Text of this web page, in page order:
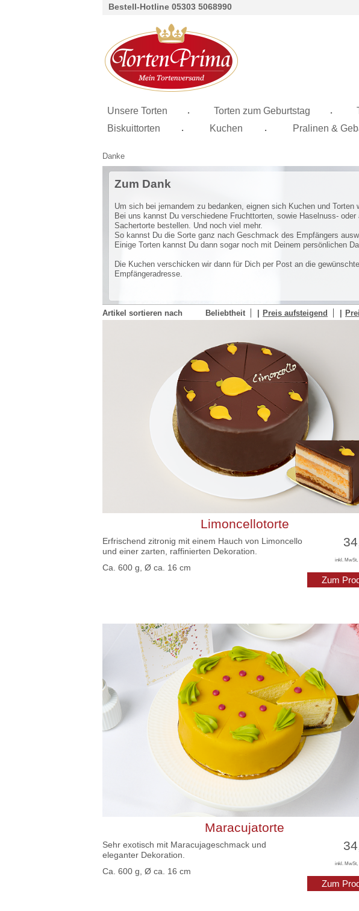
Bestell-Hotline 05303 5068990
Unsere Torten . Torten zum Geburtstag .
Biskuittorten
. Kuchen . Pralinen &
Danke
Zum Dank
Um sich bei jemandem zu bedanken, eignen sich Kuchen und Torten
Bei uns kannst Du verschiedene Fruchttorten, sowie Haselnuss- oder
Sachertorte bestellen. Und noch viel mehr.
So kannst Du die Sorte ganz nach Geschmack des Empfängers
Einige Torten kannst Du dann sogar noch mit Deinem persönlichen
Die Kuchen verschicken wir dann für Dich per Post an die gewünschte
Empfängeradresse.
Artikel sortieren nach Beliebtheit Preis aufsteigend
Limoncellotorte
Erfrischend zitronig mit einem Hauch von Limoncello
und einer zarten, raffinierten Dekoration.
Ca. 600 g, Ø ca. 16 cm
inkl. MwSt,
Zum
Maracujatorte
Sehr exotisch mit Maracujageschmack und
eleganter Dekoration.
Ca. 600 g, Ø ca. 16 cm
inkl. MwSt,
Zum